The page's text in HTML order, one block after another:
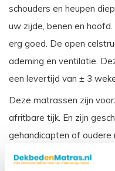
schouders en heupen
uw zijde, benen en
erg goed. De open
ademing en ventilatie.
een levertijd van ± 3
Deze matrassen zijn
afritbare tijk. En zijn
gehandicapten of oudere
matras wordt